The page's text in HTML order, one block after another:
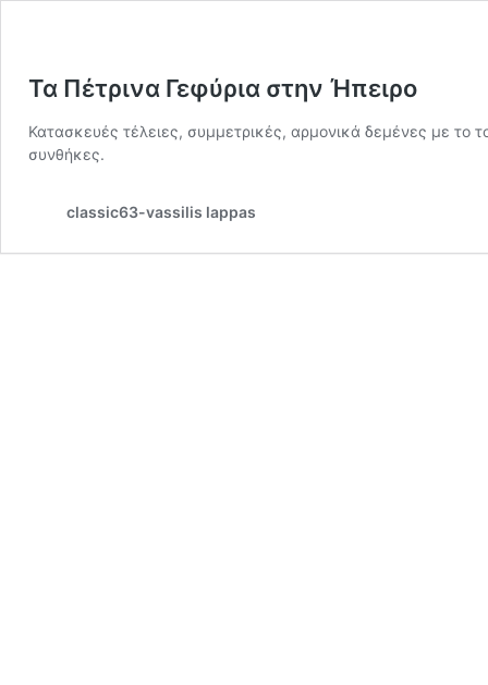
Τα Πέτρινα Γεφύρια στην Ήπειρο
Κατασκευές τέλειες, συμμετρικές, αρμονικά δεμένες με το
συνθήκες.
classic63-vassilis lappas